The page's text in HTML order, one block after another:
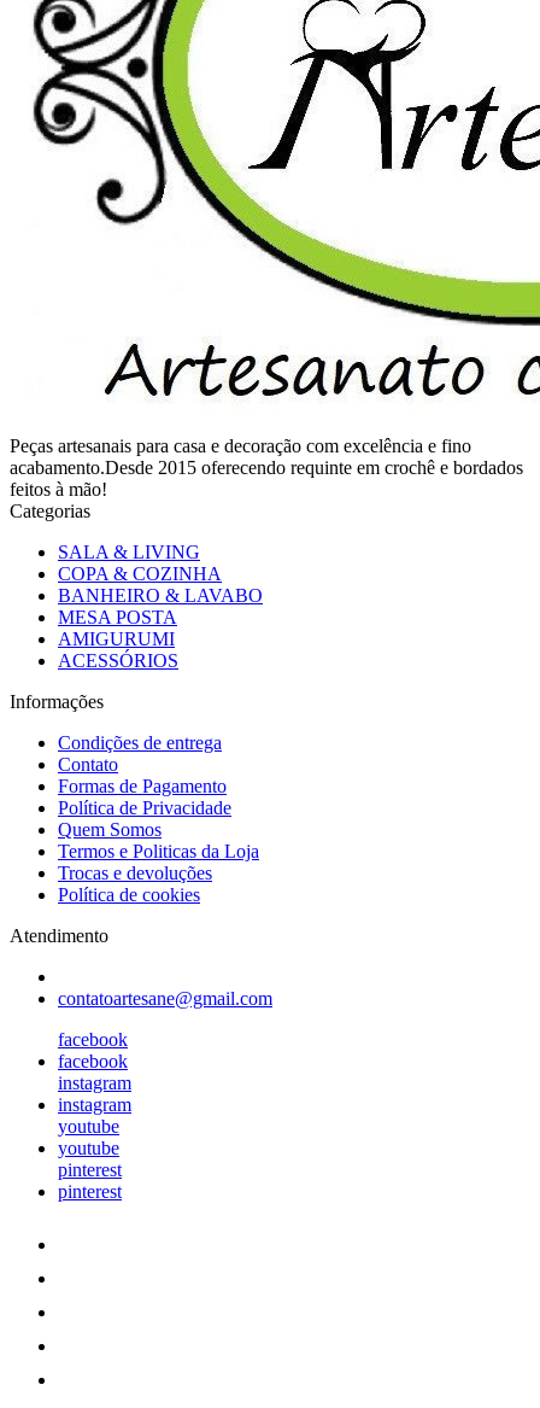
Peças artesanais para casa e decoração com excelência e fino
acabamento.Desde 2015 oferecendo requinte em crochê e bordados
feitos à mão!
Categorias
SALA & LIVING
COPA & COZINHA
BANHEIRO & LAVABO
MESA POSTA
AMIGURUMI
ACESSÓRIOS
Informações
Condições de entrega
Contato
Formas de Pagamento
Política de Privacidade
Quem Somos
Termos e Politicas da Loja
Trocas e devoluções
Política de cookies
Atendimento
contatoartesane@gmail.com
facebook
facebook
instagram
instagram
youtube
youtube
pinterest
pinterest